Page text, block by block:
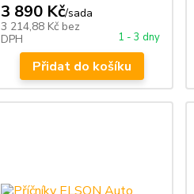
3 890 Kč/sada
3 214,88 Kč bez
DPH
1 - 3 dny
Přidat do košíku